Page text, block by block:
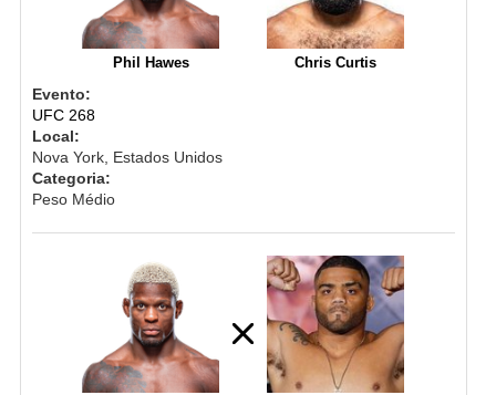
Phil Hawes Chris Curtis
Evento:
UFC 268
Local:
Nova York, Estados Unidos
Categoria:
Peso Médio